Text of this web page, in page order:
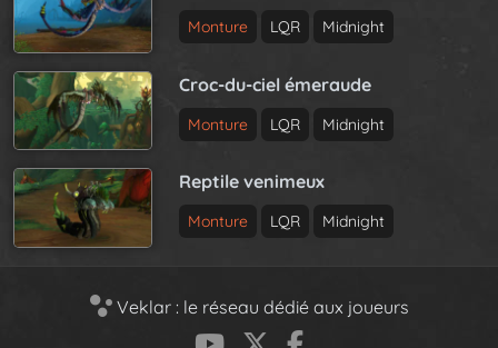
Monture LQR Midnight
Croc-du-ciel émeraude
Monture LQR Midnight
Reptile venimeux
Monture LQR Midnight
Veklar : le réseau dédié aux joueurs